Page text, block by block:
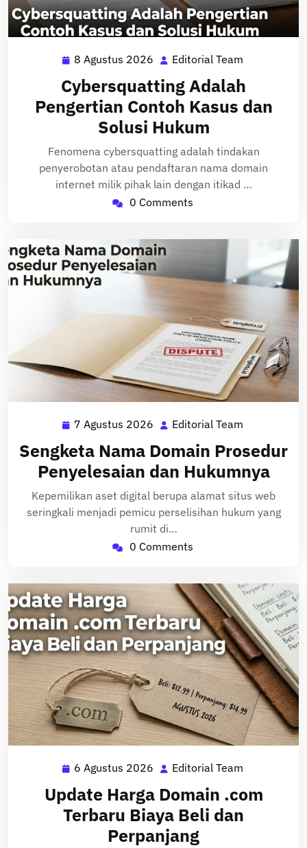
8 Agustus 2026 8
Agustus
2026
Editorial Team
Cybersquatting Adalah
Pengertian Contoh Kasus dan
Solusi Hukum
Fenomena cybersquatting adalah tindakan
penyerobotan atau pendaftaran nama domain
internet milik pihak lain dengan itikad …
0 Comments
7 Agustus 2026 7
2026
Editorial Team
Team
Sengketa Nama Domain Prosedur
Penyelesaian dan Hukumnya
Kepemilikan aset digital berupa alamat situs web
seringkali menjadi pemicu perselisihan hukum yang
rumit di…
0 Comments
6 Agustus 2026 6
2026
Editorial Team
Update Harga Domain .com
Terbaru Biaya Beli dan
Perpanjang